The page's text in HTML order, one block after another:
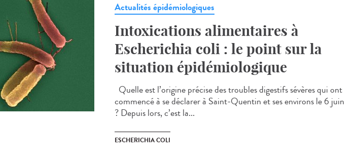
Actualités épidémiologiques
Intoxications alimentaires à
Escherichia coli : le point sur la
situation épidémiologique
Quelle est l’origine précise des troubles digestifs sévères qui ont
commencé à se déclarer à Saint-Quentin et ses environs le 6 juin
? Depuis lors, c’est la...
ESCHERICHIA COLI